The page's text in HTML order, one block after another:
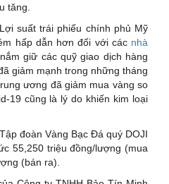
tăng.
suất trái phiếu chính phủ Mỹ
hấp dẫn hơn đối với các nhà
giữ các quỹ giao dịch hàng
giảm mạnh trong những tháng
ương đã giảm mua vàng so
19 cũng là lý do khiến kim loại
đoàn Vàng Bạc Đá quý DOJI
55,250 triệu đồng/lượng (mua
(bán ra).